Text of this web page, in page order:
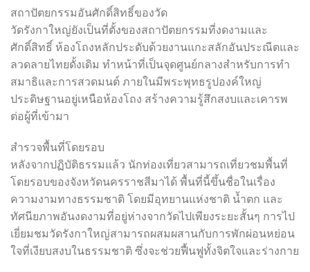
สถาปัตยกรรมอันศักดิ์สิทธิ์ของวัด
วัดรังกาใหญ่ยังเป็นที่ตั้งของสถาปัตยกรรมที่งดงามและ
ศักดิ์สิทธิ์ ห้องโถงหลักประดับด้วยงานแกะสลักอันประณีตและ
ลวดลายไทยดั้งเดิม ทำหน้าที่เป็นจุดศูนย์กลางสำหรับการทำ
สมาธิและการสวดมนต์ ภายในมีพระพุทธรูปองค์ใหญ่
ประดิษฐานอยู่เหนือห้องโถง สร้างความรู้สึกสงบและเคารพ
ต่อผู้ที่เข้ามา
สำรวจพื้นที่โดยรอบ
หลังจากปฏิบัติธรรมแล้ว นักท่องเที่ยวสามารถเที่ยวชมพื้นที่
โดยรอบของจังหวัดนครราชสีมาได้ พื้นที่นี้ขึ้นชื่อในเรื่อง
ความงามทางธรรมชาติ โดยมีอุทยานแห่งชาติ น้ำตก และ
ทัศนียภาพอันงดงามที่อยู่ห่างจากวัดไปเพียงระยะสั้นๆ การไป
เยี่ยมชมวัดรังกาใหญ่สามารถผสมผสานกับการพักผ่อนหย่อน
ใจที่เงียบสงบในธรรมชาติ ซึ่งจะช่วยฟื้นฟูทั้งจิตใจและร่างกาย